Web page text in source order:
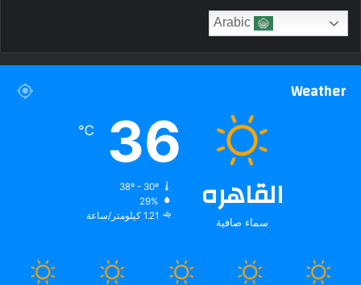
Weather
القاهره
سماء صافية
36
℃
38º - 30º
29%
1.21 كيلومتر/ساعة